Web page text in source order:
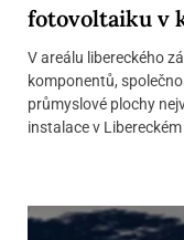
fotovoltaiku v
V areálu libereckého
komponentů,
průmyslové plochy
instalace v